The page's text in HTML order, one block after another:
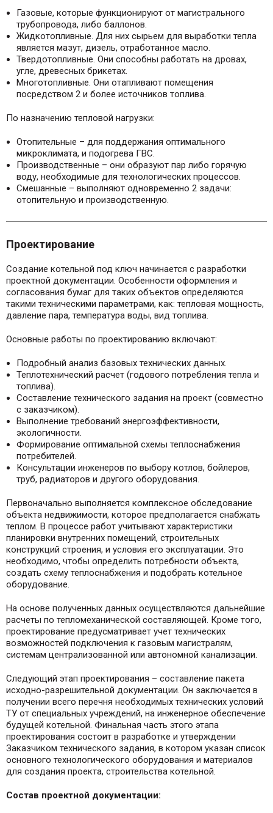
Газовые, которые функционируют от магистрального
трубопровода, либо баллонов.
Жидкотопливные. Для них сырьем для выработки тепла
является мазут, дизель, отработанное масло.
Твердотопливные. Они способны работать на дровах,
угле, древесных брикетах.
Многотопливные. Они отапливают помещения
посредством 2 и более источников топлива.
По назначению тепловой нагрузки:
Отопительные – для поддержания оптимального
микроклимата, и подогрева ГВС.
Производственные – они образуют пар либо горячую
воду, необходимые для технологических процессов.
Смешанные – выполняют одновременно 2 задачи:
отопительную и производственную.
Проектирование
Создание котельной под ключ начинается с разработки
проектной документации. Особенности оформления и
согласования бумаг для таких объектов определяются
такими техническими параметрами, как: тепловая мощность,
давление пара, температура воды, вид топлива.
Основные работы по проектированию включают:
Подробный анализ базовых технических данных.
Теплотехнический расчет (годового потребления тепла и
топлива).
Составление технического задания на проект (совместно
с заказчиком).
Выполнение требований энергоэффективности,
экологичности.
Формирование оптимальной схемы теплоснабжения
потребителей.
Консультации инженеров по выбору котлов, бойлеров,
труб, радиаторов и другого оборудования.
Первоначально выполняется комплексное обследование
объекта недвижимости, которое предполагается снабжать
теплом. В процессе работ учитывают характеристики
планировки внутренних помещений, строительных
конструкций строения, и условия его эксплуатации. Это
необходимо, чтобы определить потребности объекта,
создать схему теплоснабжения и подобрать котельное
оборудование.
На основе полученных данных осуществляются дальнейшие
расчеты по тепломеханической составляющей. Кроме того,
проектирование предусматривает учет технических
возможностей подключения к газовым магистралям,
системам централизованной или автономной канализации.
Следующий этап проектирования – составление пакета
исходно-разрешительной документации. Он заключается в
получении всего перечня необходимых технических условий
ТУ от специальных учреждений, на инженерное обеспечение
будущей котельной. Финальная часть этого этапа
проектирования состоит в разработке и утверждении
Заказчиком технического задания, в котором указан список
основного технологического оборудования и материалов
для создания проекта, строительства котельной.
Состав проектной документации: